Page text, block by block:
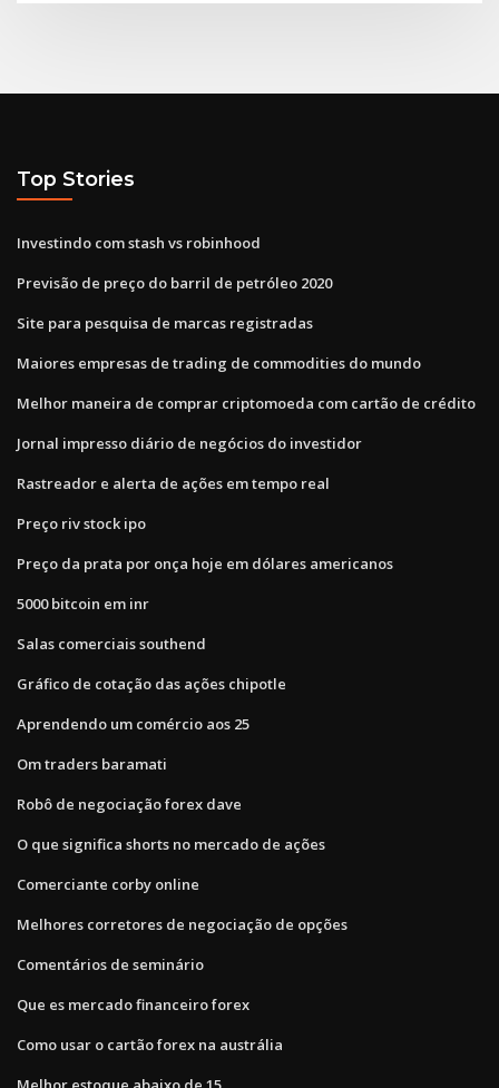
Top Stories
Investindo com stash vs robinhood
Previsão de preço do barril de petróleo 2020
Site para pesquisa de marcas registradas
Maiores empresas de trading de commodities do mundo
Melhor maneira de comprar criptomoeda com cartão de crédito
Jornal impresso diário de negócios do investidor
Rastreador e alerta de ações em tempo real
Preço riv stock ipo
Preço da prata por onça hoje em dólares americanos
5000 bitcoin em inr
Salas comerciais southend
Gráfico de cotação das ações chipotle
Aprendendo um comércio aos 25
Om traders baramati
Robô de negociação forex dave
O que significa shorts no mercado de ações
Comerciante corby online
Melhores corretores de negociação de opções
Comentários de seminário
Que es mercado financeiro forex
Como usar o cartão forex na austrália